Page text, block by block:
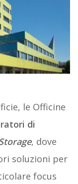
le Officine
di
, dove
soluzioni per
focus